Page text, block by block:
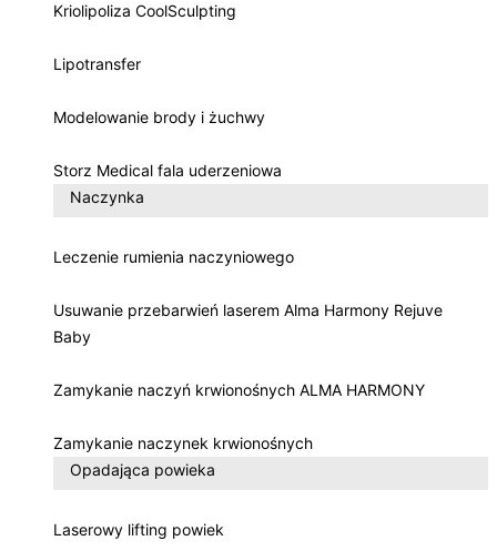
Kriolipoliza CoolSculpting
Lipotransfer
Modelowanie brody i żuchwy
Storz Medical fala uderzeniowa
Naczynka
Leczenie rumienia naczyniowego
Usuwanie przebarwień laserem Alma Harmony Rejuve
Baby
Zamykanie naczyń krwionośnych ALMA HARMONY
Zamykanie naczynek krwionośnych
Opadająca powieka
Laserowy lifting powiek